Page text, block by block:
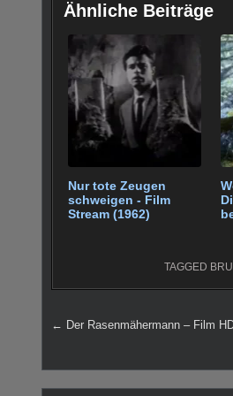
c
e
b
o
o
k
tt
er
er
st
m
bl
Ähnliche Beiträge
Nur tote Zeugen
schweigen - Film
Stream (1962)
TAGGED
← Der Rasenmähermann – Film